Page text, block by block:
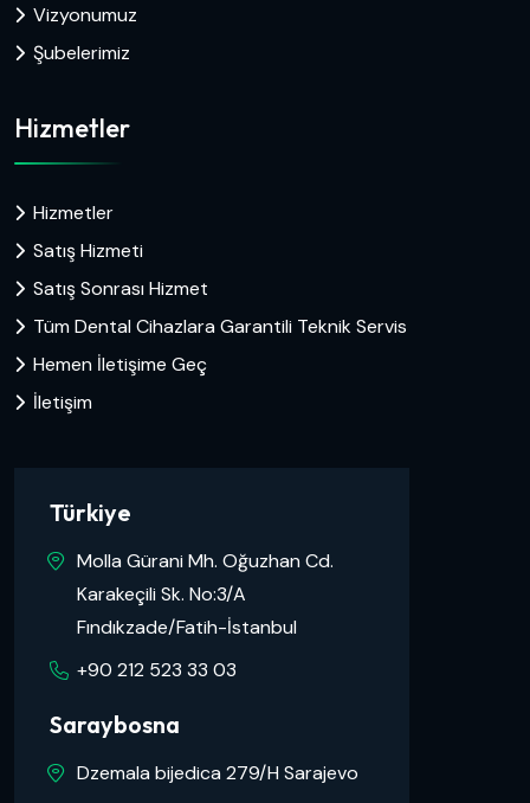
Vizyonumuz
Şubelerimiz
Hizmetler
Hizmetler
Satış Hizmeti
Satış Sonrası Hizmet
Tüm Dental Cihazlara Garantili Teknik Servis
Hemen İletişime Geç
İletişim
Türkiye
Molla Gürani Mh. Oğuzhan Cd.
Karakeçili Sk. No:3/A
Fındıkzade/Fatih-İstanbul
+90 212 523 33 03
Saraybosna
Dzemala bijedica 279/H Sarajevo